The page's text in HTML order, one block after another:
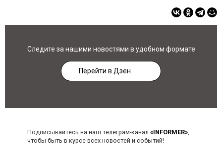
Следите за нашими новостями в удобном формате
Перейти в Дзен
Подписывайтесь на наш телеграм-канал «INFORMER»,
чтобы быть в курсе всех новостей и событий!